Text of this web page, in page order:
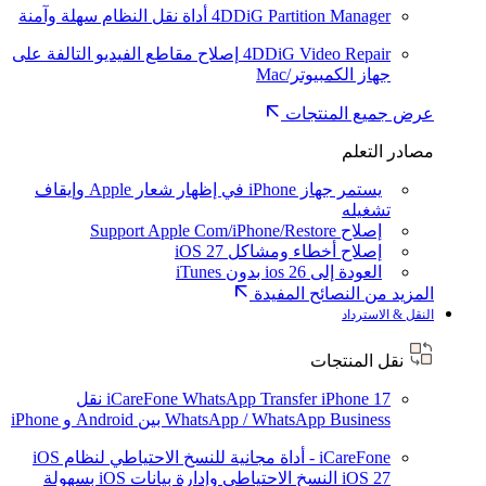
4DDiG Partition Manager أداة نقل النظام سهلة وآمنة
4DDiG Video Repair إصلاح مقاطع الفيديو التالفة على
جهاز الكمبيوتر/Mac
عرض جميع المنتجات
مصادر التعلم
يستمر جهاز iPhone في إظهار شعار Apple وإيقاف
تشغيله
إصلاح Support Apple Com/iPhone/Restore
إصلاح أخطاء ومشاكل iOS 27
العودة إلى ios 26 بدون iTunes
المزيد من النصائح المفيدة
النقل & الاسترداد
نقل المنتجات
iCareFone WhatsApp TransferiPhone 17
نقل
WhatsApp / WhatsApp Business بين Android و iPhone
iCareFone - أداة مجانية للنسخ الاحتياطي لنظام iOS
iOS 27 النسخ الاحتياطي وإدارة بيانات iOS بسهولة